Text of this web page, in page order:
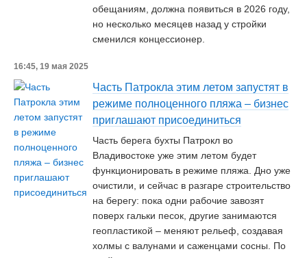
обещаниям, должна появиться в 2026 году,
но несколько месяцев назад у стройки
сменился концессионер.
16:45, 19 мая 2025
Часть Патрокла этим летом запустят в
режиме полноценного пляжа – бизнес
приглашают присоединиться
Часть берега бухты Патрокл во
Владивостоке уже этим летом будет
функционировать в режиме пляжа. Дно уже
очистили, и сейчас в разгаре строительство
на берегу: пока одни рабочие завозят
поверх гальки песок, другие занимаются
геопластикой – меняют рельеф, создавая
холмы с валунами и саженцами сосны. По